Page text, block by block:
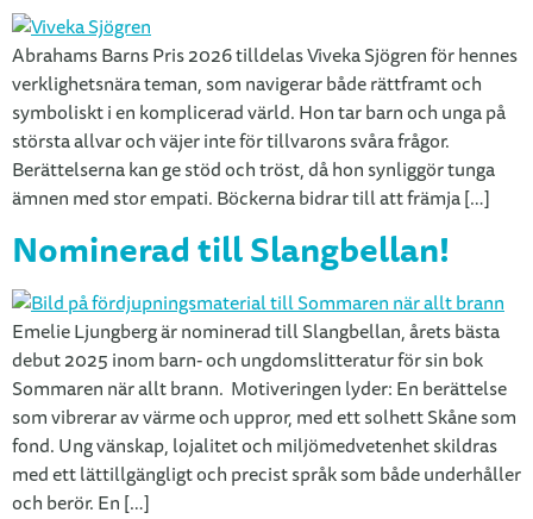
Abrahams Barns Pris 2026 tilldelas Viveka Sjögren för hennes
verklighetsnära teman, som navigerar både rättframt och
symboliskt i en komplicerad värld. Hon tar barn och unga på
största allvar och väjer inte för tillvarons svåra frågor.
Berättelserna kan ge stöd och tröst, då hon synliggör tunga
ämnen med stor empati. Böckerna bidrar till att främja […]
Nominerad till Slangbellan!
Emelie Ljungberg är nominerad till Slangbellan, årets bästa
debut 2025 inom barn- och ungdomslitteratur för sin bok
Sommaren när allt brann. Motiveringen lyder: En berättelse
som vibrerar av värme och uppror, med ett solhett Skåne som
fond. Ung vänskap, lojalitet och miljömedvetenhet skildras
med ett lättillgängligt och precist språk som både underhåller
och berör. En […]